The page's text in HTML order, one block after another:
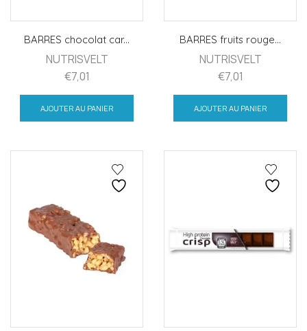
BARRES chocolat car...
NUTRISVELT
€7,01
AJOUTER AU PANIER
BARRES fruits rouge...
NUTRISVELT
€7,01
AJOUTER AU PANIER